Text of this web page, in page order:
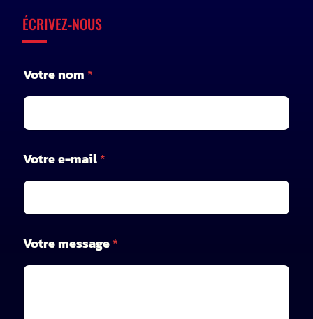
ÉCRIVEZ-NOUS
*
V
o
t
e
Votre nom *
Votre e-mail*
Votre message*